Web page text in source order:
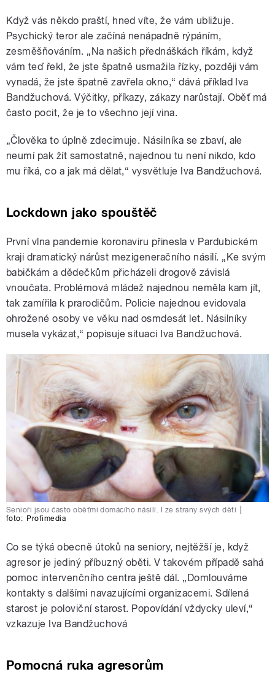
Když vás někdo praští, hned víte, že vám ubližuje.
Psychický teror ale začíná nenápadně rýpáním,
zesměšňováním. „Na našich přednáškách říkám, když
vám teď řekl, že jste špatně usmažila řízky, později vám
vynadá, že jste špatně zavřela okno,“ dává příklad Iva
Bandžuchová. Výčitky, příkazy, zákazy narůstají. Oběť má
často pocit, že je to všechno její vina.
„Člověka to úplně zdecimuje. Násilníka se zbaví, ale
neumí pak žít samostatně, najednou tu není nikdo, kdo
mu říká, co a jak má dělat,“ vysvětluje Iva Bandžuchová.
Lockdown jako spouštěč
První vlna pandemie koronaviru přinesla v Pardubickém
kraji dramatický nárůst mezigeneračního násilí. „Ke svým
babičkám a dědečkům přicházeli drogově závislá
vnoučata. Problémová mládež najednou neměla kam jít,
tak zamířila k prarodičům. Policie najednou evidovala
ohrožené osoby ve věku nad osmdesát let. Násilníky
musela vykázat,“ popisuje situaci Iva Bandžuchová.
Senioři jsou často oběťmi domácího násilí. I ze strany svých dětí
foto: Profimedia
Co se týká obecně útoků na seniory, nejtěžší je, když
agresor je jediný příbuzný oběti. V takovém případě sahá
pomoc intervenčního centra ještě dál. „Domlouváme
kontakty s dalšími navazujícími organizacemi. Sdílená
starost je poloviční starost. Popovídání vždycky uleví,“
vzkazuje Iva Bandžuchová
Pomocná ruka agresorům